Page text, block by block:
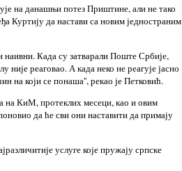
на данашњи потез Приштине, али не тако
Куртију да настави са новим једностраним
наивни. Када су затварали Поште Србије,
реаговао. А када неко не реагује јасно
на који се понаша'', рекао је Петковић.
на КиМ, протеклих месеци, као и овим
да ће сви они наставити да примају
услуге које пружају српске